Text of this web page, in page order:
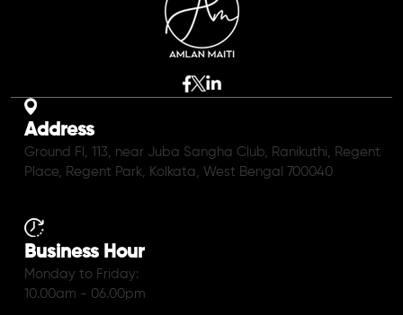
Address
Ground Fl, 113, near Juba Sangha Club, Ranikuthi, Regent
Place, Regent Park, Kolkata, West Bengal 700040
Business Hour
Monday to Friday:
10.00am - 06.00pm